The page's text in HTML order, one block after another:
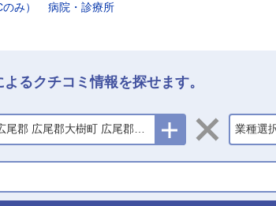
み） 病院・診療所
るクチコミ情報を探せます。
尾郡 広尾郡大樹町 広尾郡広尾町 業種選